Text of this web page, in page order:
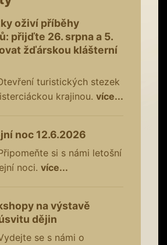
oživí příběhy
přijďte 26. srpna a 5.
žďárskou klášterní
turistických stezek
krajinou. více...
noc 12.6.2026
si s námi letošní
noci. více...
na výstavě
dějin
se s námi o